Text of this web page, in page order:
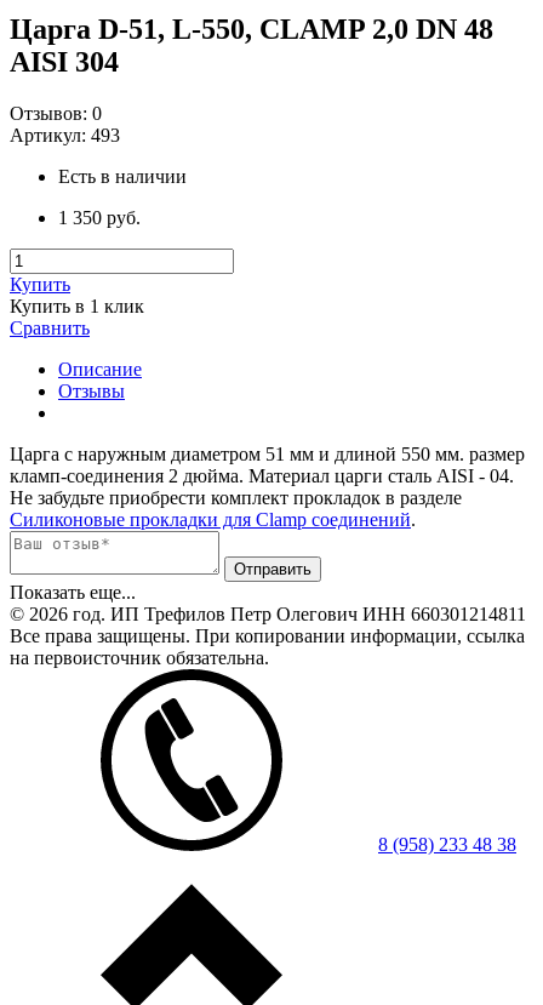
Царга D-51, L-550, CLAMP 2,0 DN 48
AISI 304
Отзывов: 0
Артикул: 493
Есть в наличии
1 350 руб.
Купить
Купить в 1 клик
Сравнить
Описание
Отзывы
Царга с наружным диаметром 51 мм и длиной 550 мм. размер
кламп-соединения 2 дюйма. Материал царги сталь AISI - 04.
Не забудьте приобрести комплект прокладок в разделе
Силиконовые прокладки для Clamp соединений.
Показать еще...
© 2026 год. ИП Трефилов Петр Олегович ИНН 660301214811
Все права защищены. При копировании информации, ссылка
на первоисточник обязательна.
8 (958) 233 48 38